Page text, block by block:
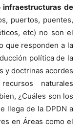
infraestructuras de
puertos, puentes,
etc) no son el
que responden a la
política de la
y doctrinas acordes
naturales
¿Cuáles son los
llega de la DPDN a
en Áreas como el